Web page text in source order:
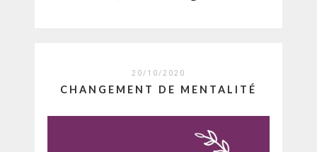
20/10/2020
CHANGEMENT DE MENTALITÉ